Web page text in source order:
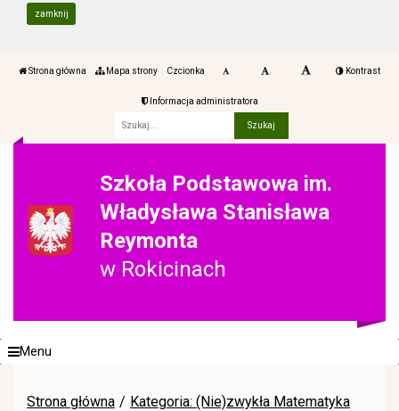
zamknij
Strona główna Mapa strony Czcionka Kontrast
Informacja administratora
Szkoła Podstawowa im.
Władysława Stanisława
Reymonta
w Rokicinach
Menu
Strona główna
Kategoria: (Nie)zwykła Matematyka